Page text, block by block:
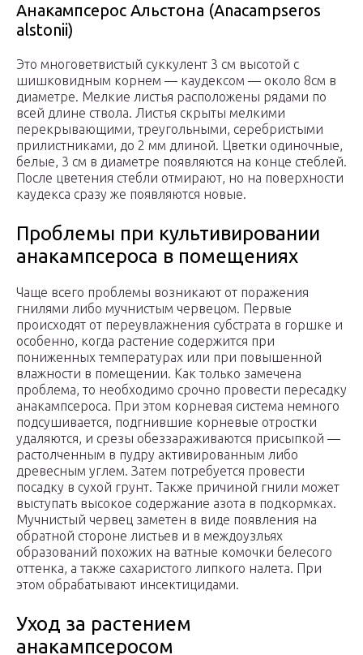
Анакампсерос Альстона (Anacampseros
alstonii)
Это многоветвистый суккулент 3 см высотой с
шишковидным корнем — каудексом — около 8см в
диаметре. Мелкие листья расположены рядами по
всей длине ствола. Листья скрыты мелкими
перекрывающими, треугольными, серебристыми
прилистниками, до 2 мм длиной. Цветки одиночные,
белые, 3 см в диаметре появляются на конце стеблей.
После цветения стебли отмирают, но на поверхности
каудекса сразу же появляются новые.
Проблемы при культивировании
анакампсероса в помещениях
Чаще всего проблемы возникают от поражения
гнилями либо мучнистым червецом. Первые
происходят от переувлажнения субстрата в горшке и
особенно, когда растение содержится при
пониженных температурах или при повышенной
влажности в помещении. Как только замечена
проблема, то необходимо срочно провести пересадку
анакампсероса. При этом корневая система немного
подсушивается, подгнившие корневые отростки
удаляются, и срезы обеззараживаются присыпкой —
растолченным в пудру активированным либо
древесным углем. Затем потребуется провести
посадку в сухой грунт. Также причиной гнили может
выступать высокое содержание азота в подкормках.
Мучнистый червец заметен в виде появления на
обратной стороне листьев и в междоузльях
образований похожих на ватные комочки белесого
оттенка, а также сахаристого липкого налета. При
этом обрабатывают инсектицидами.
Уход за растением
анакампсеросом